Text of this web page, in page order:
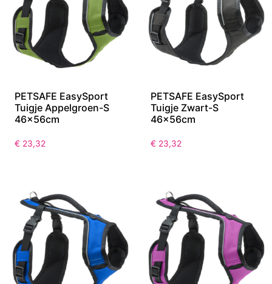
PETSAFE EasySport
Tuigje Appelgroen-S
46x56cm
€ 23,32
PETSAFE EasySport
Tuigje Zwart-S
46x56cm
€ 23,32